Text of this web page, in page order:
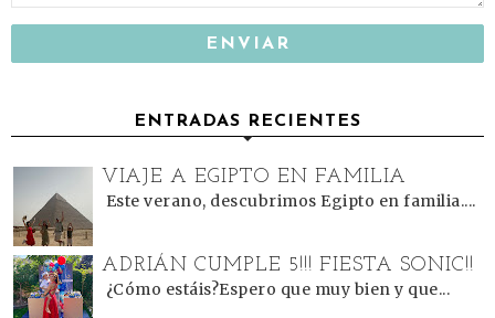
ENTRADAS RECIENTES
VIAJE A EGIPTO EN FAMILIA
Este verano, descubrimos Egipto en familia....
ADRIÁN CUMPLE 5!!! FIESTA SONIC!!
¿Cómo estáis?Espero que muy bien y que...